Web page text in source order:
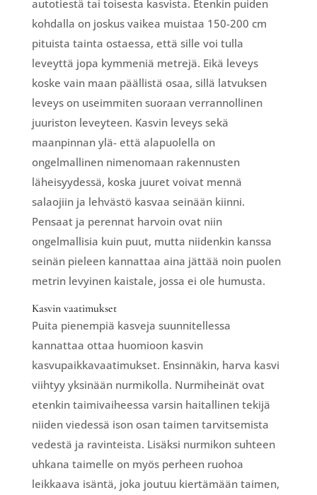
autotiestä tai toisesta kasvista. Etenkin puiden
kohdalla on joskus vaikea muistaa 150-200 cm
pituista tainta ostaessa, että sille voi tulla
leveyttä jopa kymmeniä metrejä. Eikä leveys
koske vain maan päällistä osaa, sillä latvuksen
leveys on useimmiten suoraan verrannollinen
juuriston leveyteen. Kasvin leveys sekä
maanpinnan ylä- että alapuolella on
ongelmallinen nimenomaan rakennusten
läheisyydessä, koska juuret voivat mennä
salaojiin ja lehvästö kasvaa seinään kiinni.
Pensaat ja perennat harvoin ovat niin
ongelmallisia kuin puut, mutta niidenkin kanssa
seinän pieleen kannattaa aina jättää noin puolen
metrin levyinen kaistale, jossa ei ole humusta.
Kasvin vaatimukset
Puita pienempiä kasveja suunnitellessa
kannattaa ottaa huomioon kasvin
kasvupaikkavaatimukset. Ensinnäkin, harva kasvi
viihtyy yksinään nurmikolla. Nurmiheinät ovat
etenkin taimivaiheessa varsin haitallinen tekijä
niiden viedessä ison osan taimen tarvitsemista
vedestä ja ravinteista. Lisäksi nurmikon suhteen
uhkana taimelle on myös perheen ruohoa
leikkaava isäntä, joka joutuu kiertämään taimen,